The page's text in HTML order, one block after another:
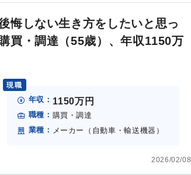
悔しない生き方をしたいと思っ
買・調達（55歳）、年収1150万
現職
年収： 1150万円
職種： 購買・調達
業種： メーカー（自動車・輸送機器）
2026/02/08